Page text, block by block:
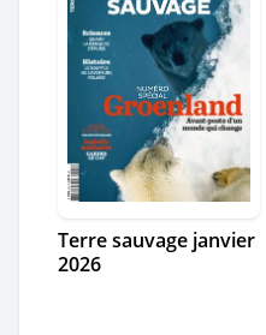
Terre sauvage janvier
2026